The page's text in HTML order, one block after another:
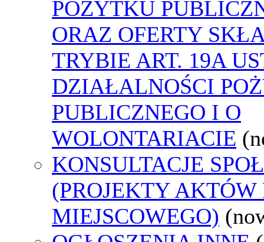
POŻYTKU
ORAZ OFERTY
TRYBIE ART. 19A
DZIAŁALNOŚCI
PUBLICZNEGO I O
WOLONTARIACIE
KONSULTACJE
(PROJEKTY AKTÓW
MIEJSCOWEGO)